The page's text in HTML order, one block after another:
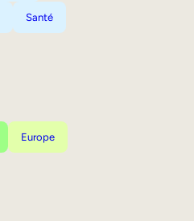
Santé
Europe